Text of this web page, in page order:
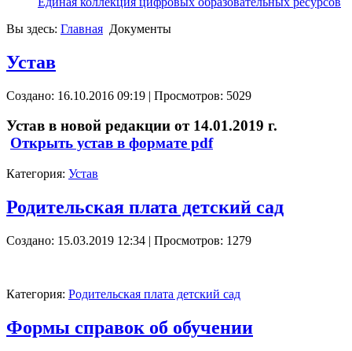
Вы здесь: Главная Документы
Устав
Создано: 16.10.2016 09:19 | Просмотров: 5029
Устав в новой редакции от 14.01.2019 г.
Открыть устав в формате pdf
Категория: Устав
Родительская плата детский сад
Создано: 15.03.2019 12:34 | Просмотров: 1279
Категория: Родительская плата детский сад
Формы справок об обучении